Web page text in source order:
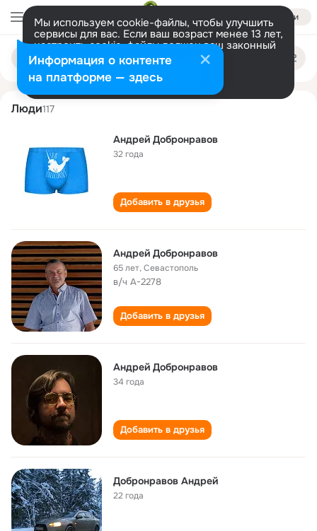
Войти
Мы используем cookie-файлы, чтобы улучшить
сервисы для вас. Если ваш возраст менее 13 лет,
настроить cookie-файлы должен ваш законный
представитель. Больше информации
Разрешить все Настроить
Поиск
людям
andrey dobronravov
Люди117
Андрей Добронравов
32 года
Добавить в друзья
Андрей Добронравов
65 лет,Севастополь
в/ч А-2278
Добавить в друзья
Андрей Добронравов
34 года
Добавить в друзья
Добронравов Андрей
22 года
Информация о контенте
на платформе — здесь